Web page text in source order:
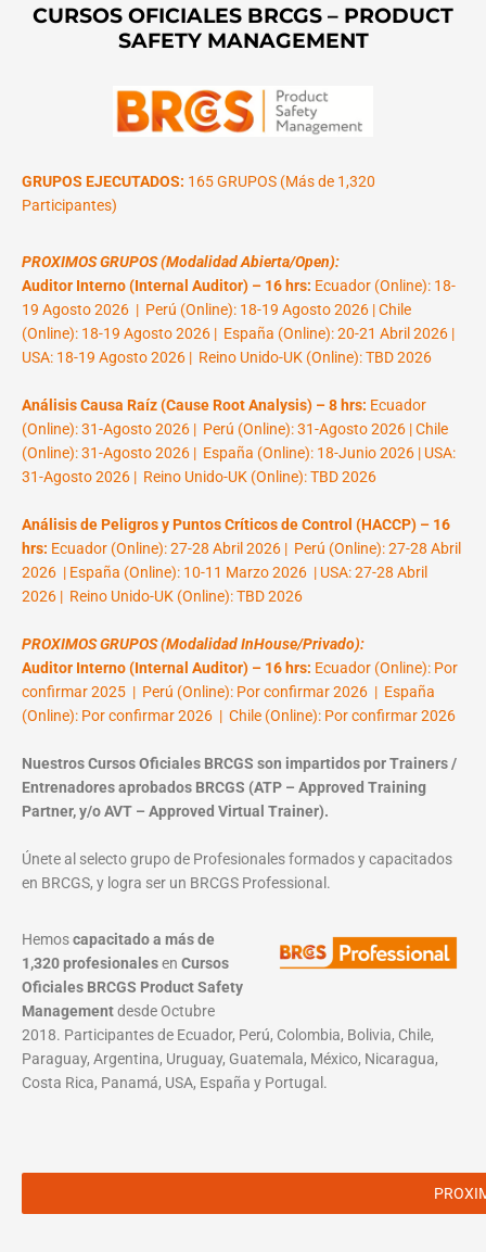
CURSOS OFICIALES BRCGS – PRODUCT
SAFETY MANAGEMENT
GRUPOS EJECUTADOS: 165 GRUPOS (Más de 1,320
Participantes)
PROXIMOS GRUPOS (Modalidad Abierta/Open):
Auditor Interno (Internal Auditor) – 16 hrs: Ecuador (Online): 18-
19 Agosto 2026 | Perú (Online): 18-19 Agosto 2026 | Chile
(Online): 18-19 Agosto 2026 | España (Online): 20-21 Abril 2026 |
USA: 18-19 Agosto 2026 | Reino Unido-UK (Online): TBD 2026
Análisis Causa Raíz (Cause Root Analysis) – 8 hrs: Ecuador
(Online): 31-Agosto 2026 | Perú (Online): 31-Agosto 2026 | Chile
(Online): 31-Agosto 2026 | España (Online): 18-Junio 2026 | USA:
31-Agosto 2026 | Reino Unido-UK (Online): TBD 2026
Análisis de Peligros y Puntos Críticos de Control (HACCP) – 16
hrs: Ecuador (Online): 27-28 Abril 2026 | Perú (Online): 27-28 Abril
2026 | España (Online): 10-11 Marzo 2026 | USA: 27-28 Abril
2026 | Reino Unido-UK (Online): TBD 2026
PROXIMOS GRUPOS (Modalidad InHouse/Privado):
Auditor Interno (Internal Auditor) – 16 hrs: Ecuador (Online): Por
confirmar 2025 | Perú (Online): Por confirmar 2026 | España
(Online): Por confirmar 2026 | Chile (Online): Por confirmar 2026
Nuestros Cursos Oficiales BRCGS son impartidos por Trainers /
Entrenadores aprobados BRCGS (ATP – Approved Training
Partner, y/o AVT – Approved Virtual Trainer).
Únete al selecto grupo de Profesionales formados y capacitados
en BRCGS, y logra ser un BRCGS Professional.
Hemoscapacitado a más de
1,320 profesionalesen Cursos
Oficiales BRCGS Product Safety
Managementdesde Octubre
2018. Participantes de Ecuador, Perú, Colombia, Bolivia, Chile,
Paraguay, Argentina, Uruguay, Guatemala, México, Nicaragua,
Costa Rica, Panamá, USA, España y Portugal.